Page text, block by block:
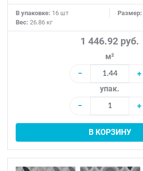
В упаковке: 16 шт Размер:
Вес: 26.86 кг
1 446.92 руб.
м²
−
+
упак.
−
+
В КОРЗИНУ